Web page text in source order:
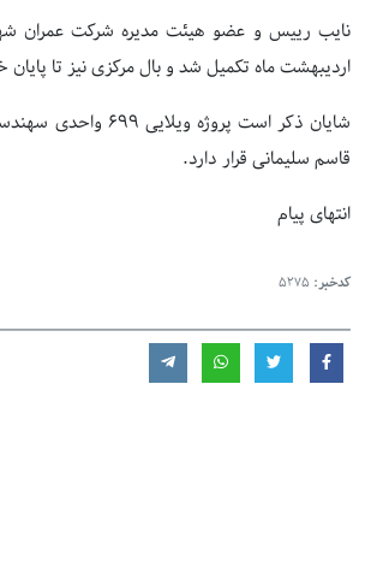
نایب رییس و عضو هیئت مدیره شرکت عمران
اردیبهشت ماه تکمیل شد و بال مرکزی نیز تا
قاسم سلیمانی قرار دارد.
انتهای پیام
کدخبر: 5275